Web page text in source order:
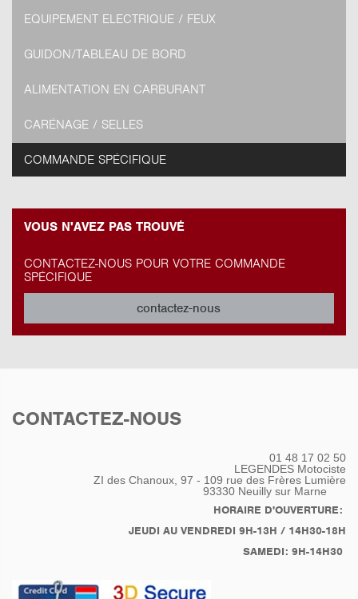
EQUIPEMENT ELECTRIQUE / FEUX
GUIDON/TABLEAU DE BORD
ALIMENTATION EN CARBURANT
CARÉNAGE / SELLES
COMMANDE SPÉCIFIQUE
VOUS N'AVEZ PAS TROUVÉ
CONTACTEZ-NOUS POUR VOTRE COMMANDE
SPÉCIFIQUE
contactez-nous
CONTACTEZ-NOUS
01 48 17 02 50
LEGENDES Motociste
ZI des Chanoux, 97 - 109 rue des Frères Lumière
93330 Neuilly sur Marne
HORAIRE D'OUVERTURE:
JEUDI AU VENDREDI 9H-13H / 14H30-18H
SAMEDI: 9H-14H30